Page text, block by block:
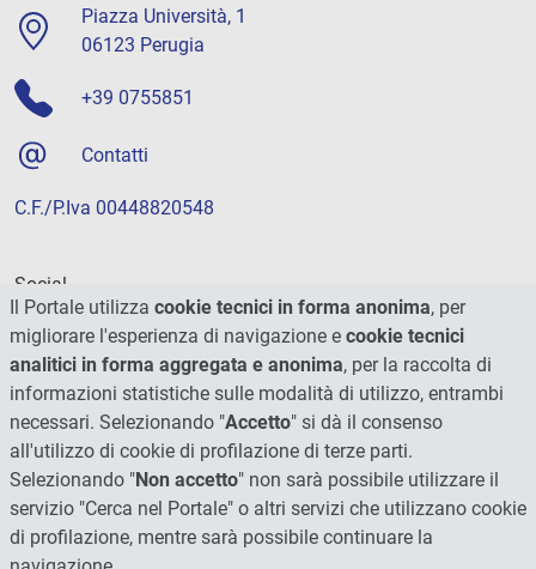
Piazza Università, 1
06123 Perugia
+39 0755851
Contatti
C.F./P.Iva 00448820548
Social
Il Portale utilizza cookie tecnici in forma anonima, per
migliorare l'esperienza di navigazione e cookie tecnici
analitici in forma aggregata e anonima, per la raccolta di
informazioni statistiche sulle modalità di utilizzo, entrambi
necessari. Selezionando "Accetto" si dà il consenso
all'utilizzo di cookie di profilazione di terze parti.
Selezionando "Non accetto" non sarà possibile utilizzare il
servizio "Cerca nel Portale" o altri servizi che utilizzano cookie
di profilazione, mentre sarà possibile continuare la